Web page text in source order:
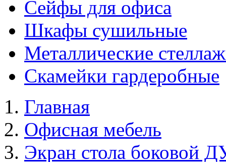
Сейфы для офиса
Шкафы сушильные
Металлические
Скамейки гардеробные
Главная
Офисная мебель
Экран стола боковой